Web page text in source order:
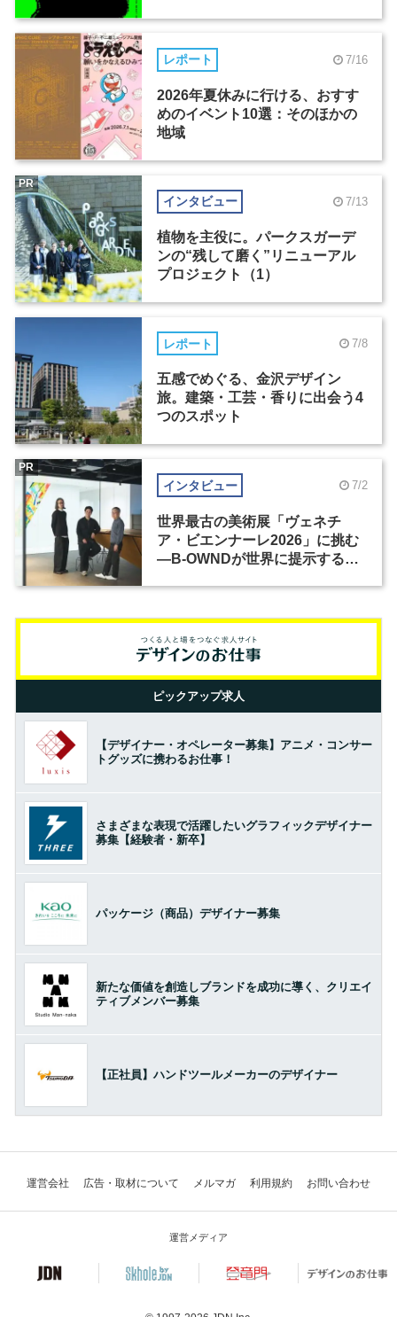
レポート 7/16
2026年夏休みに行ける、おすす
めのイベント10選：そのほかの
地域
インタビュー 7/13
植物を主役に。パークスガーデ
ンの“残して磨く”リニューアル
プロジェクト（1）
PR
レポート 7/8
五感でめぐる、金沢デザイン
旅。建築・工芸・香りに出会う4
つのスポット
インタビュー 7/2
世界最古の美術展「ヴェネチ
ア・ビエンナーレ2026」に挑む
―B-OWNDが世界に提示する美
PR
ピックアップ求人
【デザイナー・オペレーター募集】アニメ・コンサー
トグッズに携わるお仕事！
さまざまな表現で活躍したいグラフィックデザイナー
募集【経験者・新卒】
パッケージ（商品）デザイナー募集
新たな価値を創造しブランドを成功に導く、クリエイ
ティブメンバー募集
【正社員】ハンドツールメーカーのデザイナー
運営会社 広告・取材について メルマガ 利用規約 お問い合わせ
運営メディア